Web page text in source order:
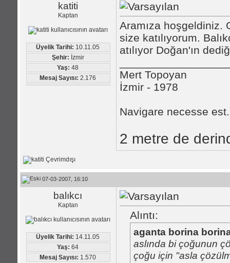
katiti
Kaptan
Üyelik Tarihi: 10.11.05
Şehir: İzmir
Yaş: 48
Mesaj Sayısı: 2.176
Aramıza hoşgeldiniz.
size katılıyorum.
atılıyor Doğan'ın
Mert Topoyan
İzmir - 1978
Navigare necesse
2 metre de
07-03-2007, 16:10
balıkcı
Kaptan
Üyelik Tarihi: 14.11.05
Yaş: 64
Mesaj Sayısı: 1.570
Alıntı:
aganta borina
aslında bi çoğunun
çoğu için "asla